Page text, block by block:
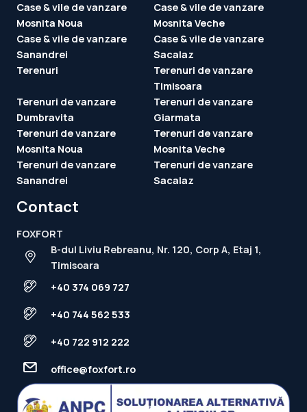
Case & vile de vanzare
Mosnita Noua
Case & vile de vanzare
Mosnita Veche
Case & vile de vanzare
Sanandrei
Case & vile de vanzare
Sacalaz
Terenuri
Terenuri de vanzare
Timisoara
Terenuri de vanzare
Dumbravita
Terenuri de vanzare
Giarmata
Terenuri de vanzare
Mosnita Noua
Terenuri de vanzare
Mosnita Veche
Terenuri de vanzare
Sanandrei
Terenuri de vanzare
Sacalaz
Contact
FOXFORT
B-dul Liviu Rebreanu, Nr. 120, Corp A, Etaj 1,
Timisoara
+40 374 069 727
+40 744 562 533
+40 722 912 222
office@foxfort.ro